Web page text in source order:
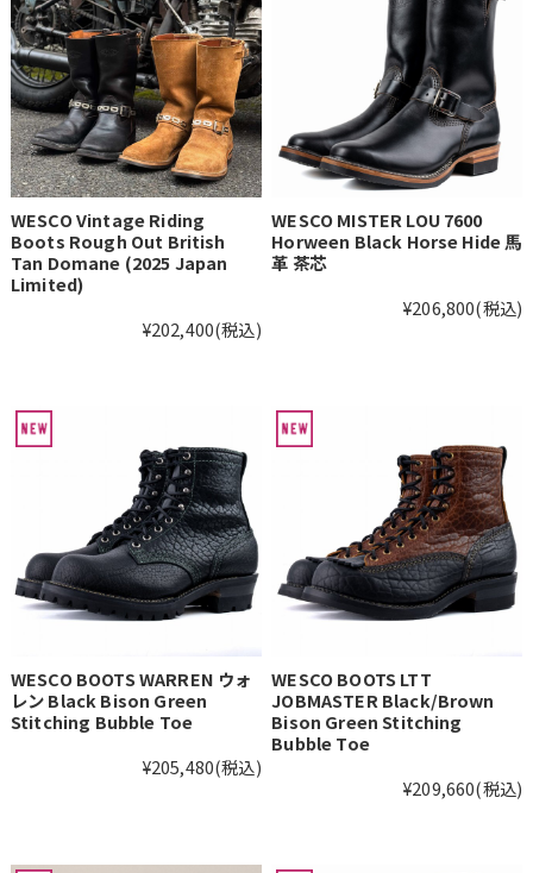
WESCO Vintage Riding
Boots Rough Out British
Tan Domane (2025 Japan
Limited)
¥202,400(税込)
WESCO MISTER LOU 7600
Horween Black Horse Hide 馬
革 茶芯
¥206,800(税込)
WESCO BOOTS WARREN ウォ
レン Black Bison Green
Stitching Bubble Toe
¥205,480(税込)
WESCO BOOTS LTT
JOBMASTER Black/Brown
Bison Green Stitching
Bubble Toe
¥209,660(税込)